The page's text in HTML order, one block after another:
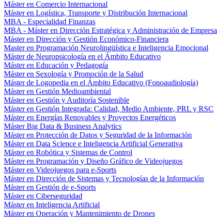
Máster en Comercio Internacional
Máster en Logística, Transporte y Distribución Internacional
MBA - Especialidad Finanzas
MBA - Máster en Dirección Estratégica y Administración de
Máster en Dirección y Gestión Económico-Financiera
Master en Programación Neurolingüística e Inteligencia Emocional
Máster de Neuropsicología en el Ámbito Educativo
Máster en Educación y Pedagogía
Máster en Sexología y Promoción de la Salud
Máster de Logopedia en el Ámbito Educativo (Fonoaudiología)
Máster en Gestión Medioambiental
Máster en Gestión y Auditoría Sostenible
Máster en Gestión Integrada: Calidad, Medio Ambiente, PRL y RSC
Máster en Energías Renovables y Proyectos Energéticos
Máster Big Data & Business Analytics
Máster en Protección de Datos y Seguridad de la Información
Máster en Data Science e Inteligencia Artificial Generativa
Máster en Robótica y Sistemas de Control
Máster en Programación y Diseño Gráfico de Videojuegos
Máster en Videojuegos para e-Sports
Máster en Dirección de Sistemas y Tecnologías de la Información
Máster en Gestión de e-Sports
Máster en Ciberseguridad
Máster en Inteligencia Artificial
Máster en Operación y Mantenimiento de Drones